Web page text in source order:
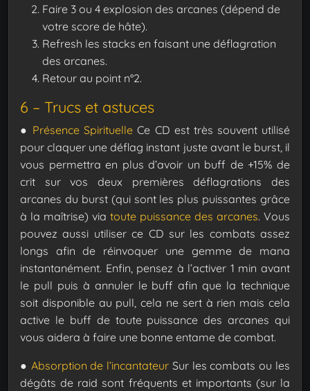
Faire 3 ou 4 explosion des arcanes (dépend de
votre score de hâte).
Refresh les stacks en faisant une déflagration
des arcanes.
Retour au point n°2.
6 – Trucs et astuces
● Présence Spirituelle Ce CD est très souvent utilisé
pour claquer une déflag instant juste avant le burst, il
vous permettra en plus d’avoir un buff de +15% de
crit sur vos deux premières déflagrations des
arcanes du burst (qui sont les plus puissantes grâce
à la maîtrise) via toute puissance des arcanes. Vous
pouvez aussi utiliser ce CD sur les combats assez
longs afin de réinvoquer une gemme de mana
instantanément. Enfin, pensez à l’activer 1 min avant
le pull puis à annuler le buff afin que la technique
soit disponible au pull, cela ne sert à rien mais cela
active le buff de toute puissance des arcanes qui
vous aidera à faire une bonne entame de combat.
● Absorption de l’incantateur Sur les combats ou les
dégâts de raid sont fréquents et importants (sur la